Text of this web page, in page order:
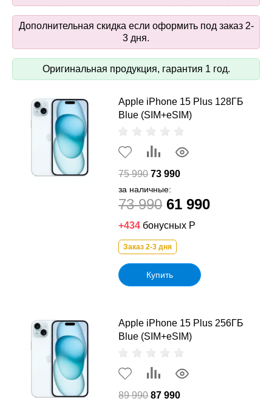
Дополнительная скидка если оформить под заказ 2-
3 дня.
Оригинальная продукция, гарантия 1 год.
Apple iPhone 15 Plus 128ГБ
Blue (SIM+eSIM)
75 990 73 990
за наличные:
73 990 61 990
+434 бонусных Р
Заказ 2-3 дня
Купить
Apple iPhone 15 Plus 256ГБ
Blue (SIM+eSIM)
89 990 87 990